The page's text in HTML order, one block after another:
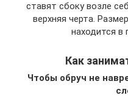
ставят сбоку возле
верхняя черта.
находится в
Как
Чтобы обруч не